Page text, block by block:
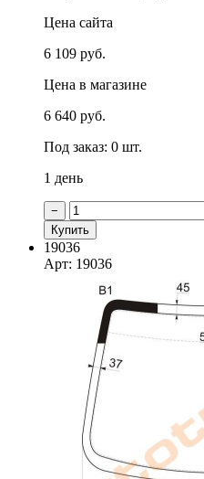
Цена сайта
6 109 руб.
Цена в магазине
6 640 руб.
Под заказ: 0 шт.
1 день
−
Купить
19036
Арт: 19036